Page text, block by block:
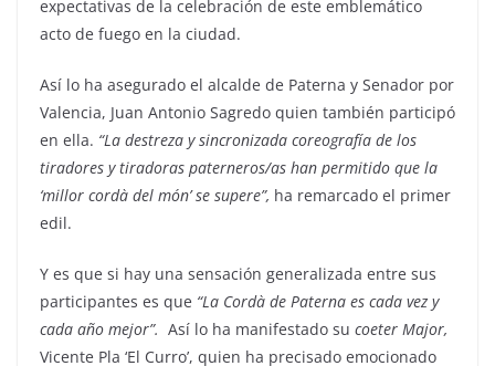
expectativas de la celebración de este emblemático
acto de fuego en la ciudad.
Así lo ha asegurado el alcalde de Paterna y Senador por
Valencia, Juan Antonio Sagredo quien también participó
en ella. “La destreza y sincronizada coreografía de los
tiradores y tiradoras paterneros/as han permitido que la
‘millor cordà del món’ se supere”, ha remarcado el primer
edil.
Y es que si hay una sensación generalizada entre sus
participantes es que “La Cordà de Paterna es cada vez y
cada año mejor”. Así lo ha manifestado su coeter Major,
Vicente Pla ‘El Curro’, quien ha precisado emocionado